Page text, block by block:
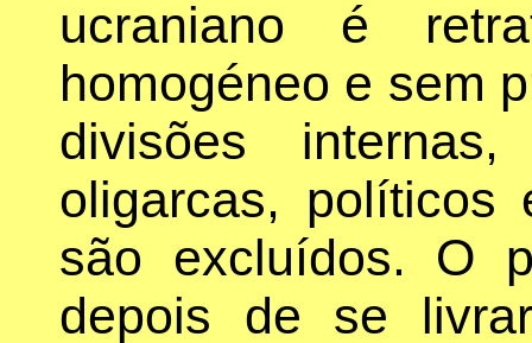
ucraniano é
homogéneo e sem
divisões
oligarcas, políticos
são excluídos. O
depois de se